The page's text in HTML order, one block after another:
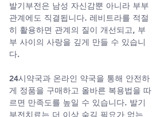
발기부전은 남성 자신감뿐 아니라 부부
관계에도 직결됩니다. 레비트라를 적절
히 활용하면 관계의 질이 개선되고, 부
부 사이의 사랑을 깊게 만들 수 있습니
다.
24시약국과 온라인 약국을 통해 안전하
게 정품을 구매하고 올바른 복용법을 따
르면 만족도를 높일 수 있습니다. 발기
부전치료는 더 이상 숨길 필요가 없는